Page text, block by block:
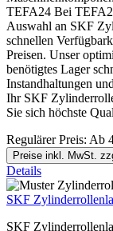
TEFA24 Bei
Auswahl an SKF
schnellen
Preisen. Unser
benötigtes Lager
Instandhaltungen
Ihr SKF
Sie sich höchste
Regulärer Preis: Ab
Preise inkl. MwSt.
Details
SKF
SKF